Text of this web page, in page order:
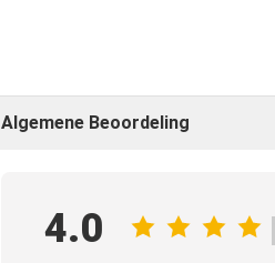
Algemene Beoordeling
4.0